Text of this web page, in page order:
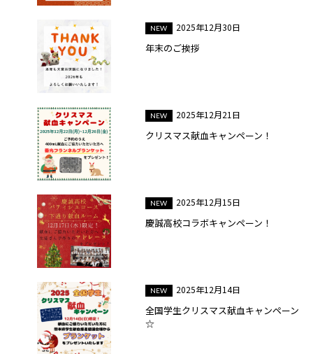
2025年12月30日
年末のご挨拶
2025年12月21日
クリスマス献血キャンペーン！
2025年12月15日
慶誠高校コラボキャンペーン！
2025年12月14日
全国学生クリスマス献血キャンペーン
☆